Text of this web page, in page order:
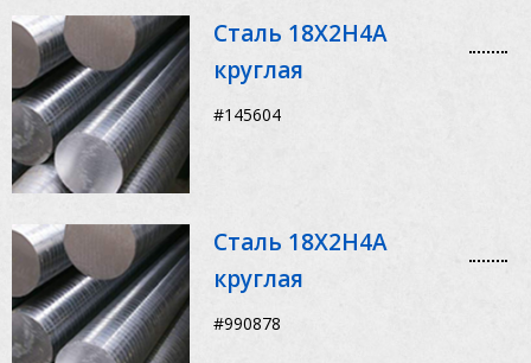
Сталь 18Х2Н4А
круглая
#145604
Сталь 18Х2Н4А
круглая
#990878